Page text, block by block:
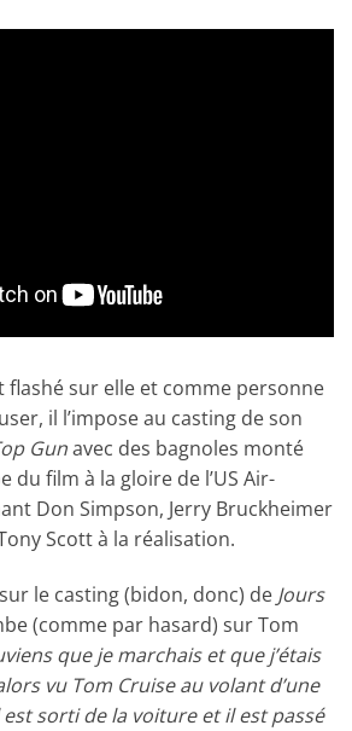
flashé sur elle et comme personne
il l’impose au casting de son
Gunavec des bagnoles monté
du film à la gloire de l’US Air-
Don Simpson, Jerry Bruckheimer
Scott à la réalisation.
le casting (bidon, donc) de Jours
(comme par hasard) sur Tom
que je marchais et que j’étais
vu Tom Cruise au volant d’une
sorti de la voiture et il est passé